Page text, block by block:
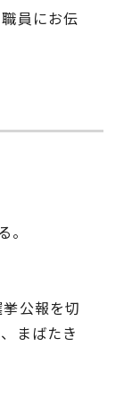
員にお伝
公報を切
まばたき